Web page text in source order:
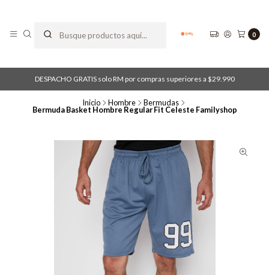
0
DESPACHO GRATIS solo RM por compras superiores a $29.990
Inicio Hombre Bermudas
Bermuda Basket Hombre Regular Fit Celeste Familyshop